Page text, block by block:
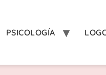
PSICOLOGÍA